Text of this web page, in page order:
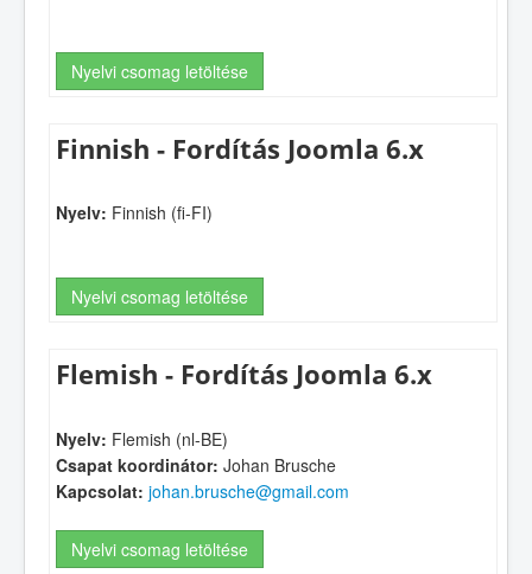
Nyelvi csomag letöltése
Finnish - Fordítás Joomla 6.x
Nyelv: Finnish (fi-FI)
Nyelvi csomag letöltése
Flemish - Fordítás Joomla 6.x
Nyelv: Flemish (nl-BE)
Csapat koordinátor: Johan Brusche
Kapcsolat: johan.brusche@gmail.com
Nyelvi csomag letöltése